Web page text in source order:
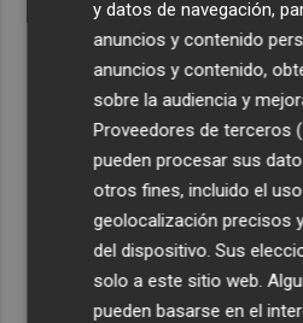
y datos de navegación,
anuncios y contenido
anuncios y contenido,
sobre la audiencia y
Proveedores de terceros
pueden procesar sus
otros fines, incluido el
geolocalización precisos
del dispositivo. Sus
solo a este sitio web.
pueden basarse en el